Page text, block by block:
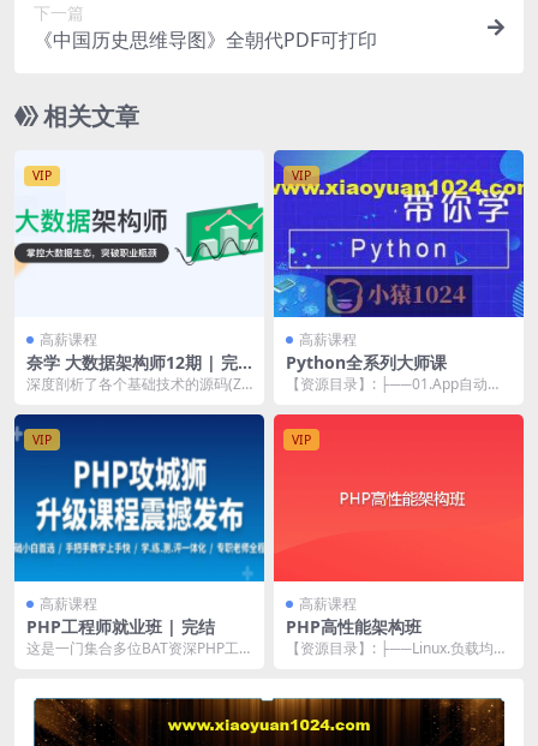
下一篇
《中国历史思维导图》全朝代PDF可打印
相关文章
VIP
高薪课程
奈学 大数据架构师12期 | 完
结
深度剖析了各个基础技术的源码(Zo
VIP
高薪课程
Python全系列大师课
【资源目录】: ├──01.App自动化
VIP
高薪课程
PHP工程师就业班 | 完结
这是一门集合多位BAT资深PHP工
VIP
高薪课程
PHP高性能架构班
【资源目录】: ├──Linux.负载均衡